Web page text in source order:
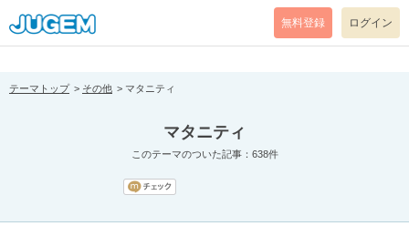
[pear_error: message="Success" code=0 mode=return level=notice
prefix="" info=""]
無料登録 ログイン
テーマトップ その他 マタニティ
マタニティ
このテーマのついた記事：638件